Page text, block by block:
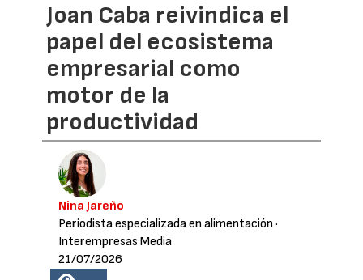
Joan Caba reivindica el
papel del ecosistema
empresarial como
motor de la
productividad
Nina Jareño
Periodista especializada en alimentación ·
Interempresas Media
21/07/2026